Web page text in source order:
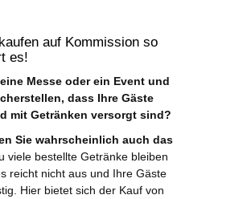
auf Kommission so
es!
Messe oder ein Event und
dass Ihre Gäste
mit Getränken versorgt sind?
Sie wahrscheinlich auch das
viele bestellte Getränke bleiben
reicht nicht aus und Ihre Gäste
Hier bietet sich der Kauf von